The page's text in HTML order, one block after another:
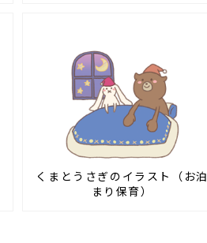
くまとうさぎのイラスト（お泊
まり保育）